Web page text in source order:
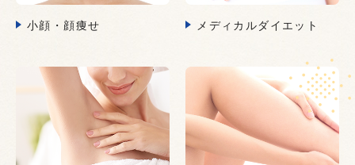
小顔・顔痩せ メディカルダイエット